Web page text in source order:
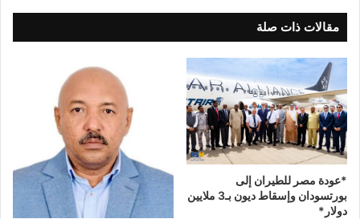
مقالات ذات صلة
*عودة مصر للطيران إلى
بورتسودان وإسقاط ديون بـ3 ملايين
دولار*